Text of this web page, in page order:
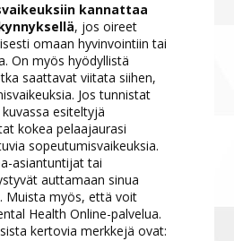
kannattaa
, jos oireet
omaan hyvinvointiin tai
On myös hyödyllistä
saattavat viitata siihen,
Jos tunnistat
esiteltyjä
kokea pelaajaurasi
sopeutumisvaikeuksia.
asiantuntijat tai
auttamaan sinua
Muista myös, että voit
Health Online-palvelua.
kertovia merkkejä ovat: